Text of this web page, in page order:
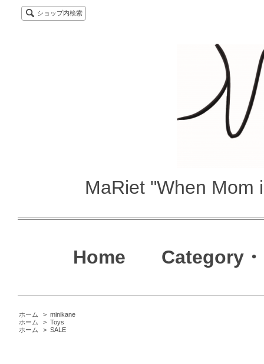
ショップ内検索
MaRiet "When Mom
Home Category
ホーム > minikane
ホーム
> Toys
ホーム
> SALE